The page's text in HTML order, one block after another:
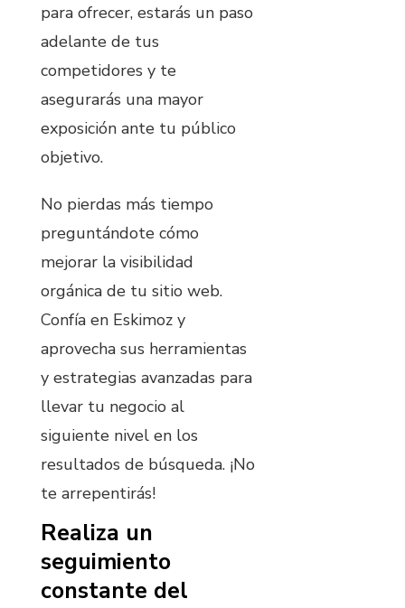
para ofrecer, estarás un paso
adelante de tus
competidores y te
asegurarás una mayor
exposición ante tu público
objetivo.
No pierdas más tiempo
preguntándote cómo
mejorar la visibilidad
orgánica de tu sitio web.
Confía en Eskimoz y
aprovecha sus herramientas
y estrategias avanzadas para
llevar tu negocio al
siguiente nivel en los
resultados de búsqueda. ¡No
te arrepentirás!
Realiza un
seguimiento
constante del